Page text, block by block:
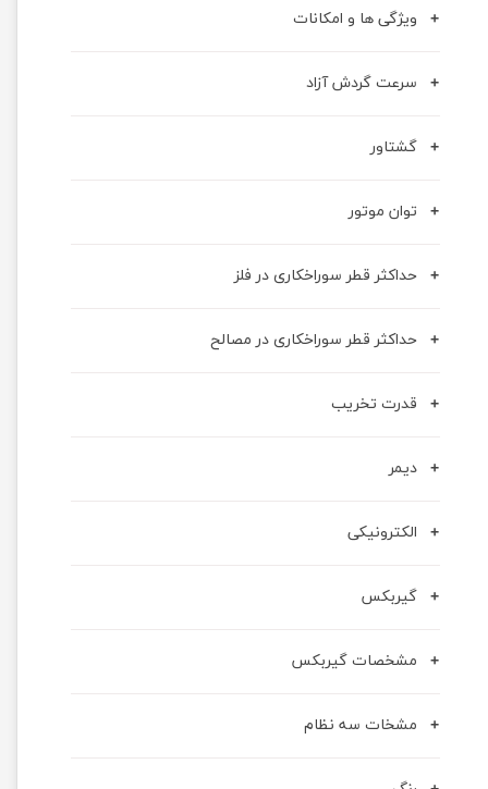
ویژگی ها و امکانات
سرعت گردش آزاد
گشتاور
توان موتور
حداکثر قطر سوراخکاری در فلز
حداکثر قطر سوراخکاری در مصالح
قدرت تخریب
دیمر
الکترونیکی
گیربکس
مشخصات گیربکس
مشخات سه نظام